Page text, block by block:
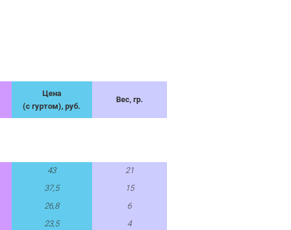
Цена
(с гуртом), руб.
Вес, гр.
43
21
37,5
15
26,8
6
23,5 4